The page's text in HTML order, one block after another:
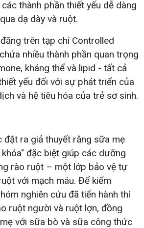
thành phần thiết yếu dễ dàng
dạ dày và ruột.
trên tạp chí Controlled
nhiều thành phần quan trọng
kháng thể và lipid - tất cả
yếu đối với sự phát triển của
và hệ tiêu hóa của trẻ sơ sinh.
đặt ra giả thuyết rằng sữa mẹ
đặc biệt giúp các dưỡng
rào ruột – một lớp bảo vệ tự
với mạch máu. Để kiểm
nghiên cứu đã tiến hành thí
ruột người và ruột lợn, đồng
với sữa bò và sữa công thức